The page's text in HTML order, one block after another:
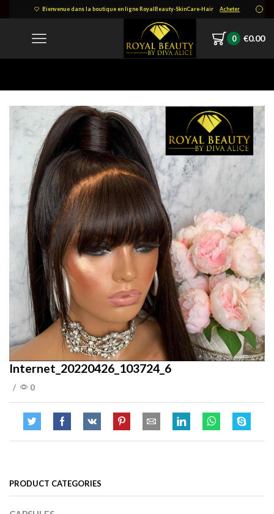
Bienvenue dans la boutique en ligne RoyalBeauty-SkinCare-Hair Acheter
0 €0.00
Internet_20220426_103724_6
/ 0
PRODUCT CATEGORIES